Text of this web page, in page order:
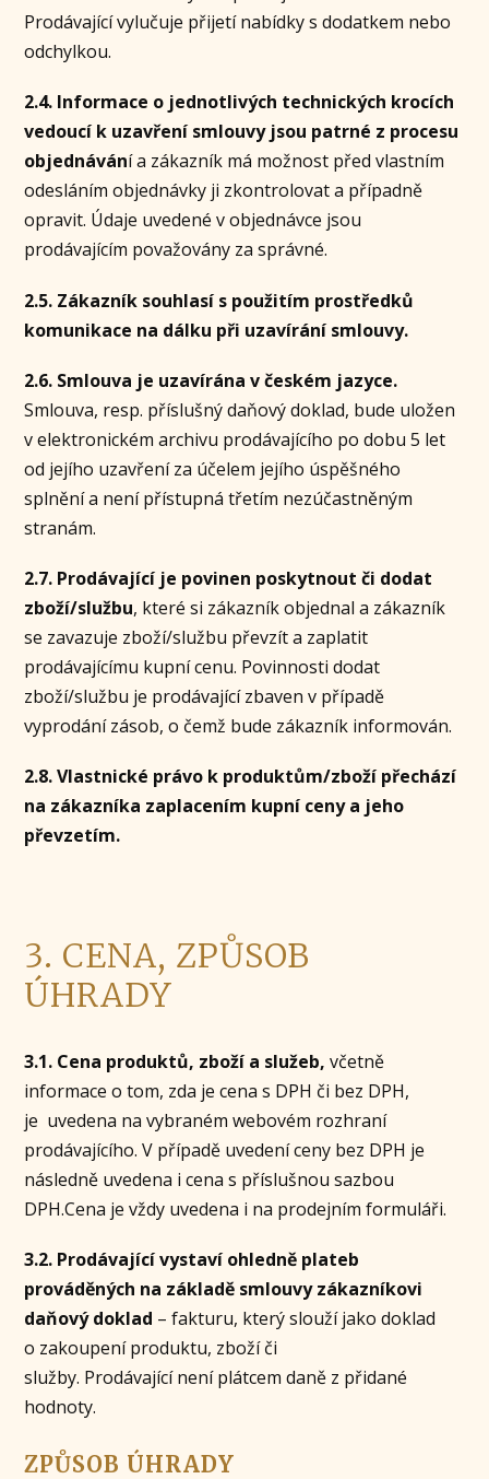
Prodávající vylučuje přijetí nabídky s dodatkem nebo
odchylkou.
2.4. Informace o jednotlivých technických krocích
vedoucí k uzavření smlouvy jsou patrné z procesu
objednávání a zákazník má možnost před vlastním
odesláním objednávky ji zkontrolovat a případně
opravit. Údaje uvedené v objednávce jsou
prodávajícím považovány za správné.
2.5. Zákazník souhlasí s použitím prostředků
komunikace na dálku při uzavírání smlouvy.
2.6. Smlouva je uzavírána v českém jazyce.
Smlouva, resp. příslušný daňový doklad, bude uložen
v elektronickém archivu prodávajícího po dobu 5 let
od jejího uzavření za účelem jejího úspěšného
splnění a není přístupná třetím nezúčastněným
stranám.
2.7. Prodávající je povinen poskytnout či dodat
zboží/službu, které si zákazník objednal a zákazník
se zavazuje zboží/službu převzít a zaplatit
prodávajícímu kupní cenu. Povinnosti dodat
zboží/službu je prodávající zbaven v případě
vyprodání zásob, o čemž bude zákazník informován.
2.8. Vlastnické právo k produktům/zboží přechází
na zákazníka zaplacením kupní ceny a jeho
převzetím.
3. CENA, ZPŮSOB
ÚHRADY
3.1. Cena produktů, zboží a služeb, včetně
informace o tom, zda je cena s DPH či bez DPH,
je uvedena na vybraném webovém rozhraní
prodávajícího. V případě uvedení ceny bez DPH je
následně uvedena i cena s příslušnou sazbou
DPH.Cena je vždy uvedena i na prodejním formuláři.
3.2. Prodávající vystaví ohledně plateb
prováděných na základě smlouvy zákazníkovi
daňový doklad – fakturu, který slouží jako doklad
o zakoupení produktu, zboží či
služby. Prodávající není plátcem daně z přidané
hodnoty.
ZPŮSOB ÚHRADY